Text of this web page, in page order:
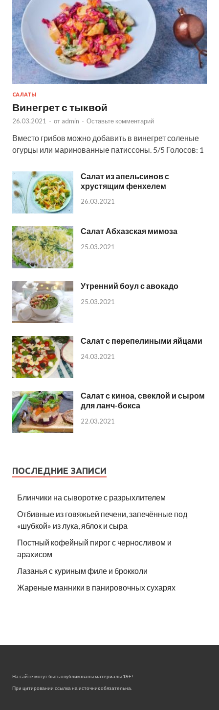
САЛАТЫ
Винегрет с тыквой
26.03.2021 - от admin - Оставьте комментарий
Вместо грибов можно добавить в винегрет соленые
огурцы или маринованные патиссоны. 5/5 Голосов: 1
Салат из апельсинов с
хрустящим фенхелем
26.03.2021
Салат Абхазская мимоза
25.03.2021
Утренний боул с авокадо
25.03.2021
Салат с перепелиными яйцами
24.03.2021
Салат с киноа, свеклой и сыром
для ланч-бокса
22.03.2021
ПОСЛЕДНИЕ ЗАПИСИ
Блинчики на сыворотке с разрыхлителем
Отбивные из говяжьей печени, запечённые под
«шубкой» из лука, яблок и сыра
Постный кофейный пирог с черносливом и
арахисом
Лазанья с куриным филе и брокколи
Жареные манники в панировочных сухарях
На сайте могут быть опубликованы материалы 18+!
При цитировании ссылка на источник обязательна.